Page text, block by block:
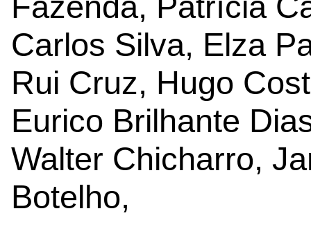
Carlos Silva, Elza
Rui Cruz, Hugo
Eurico Brilhante
Walter Chicharro,
Botelho,